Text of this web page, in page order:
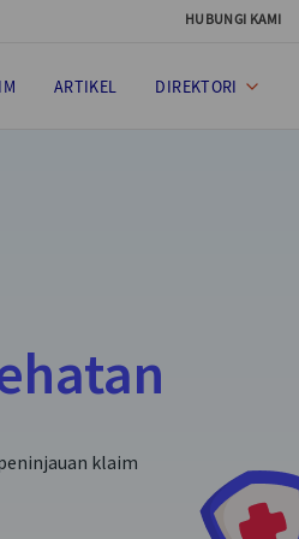
HUBUNGI KAMI
ARTIKEL DIREKTORI
klaim